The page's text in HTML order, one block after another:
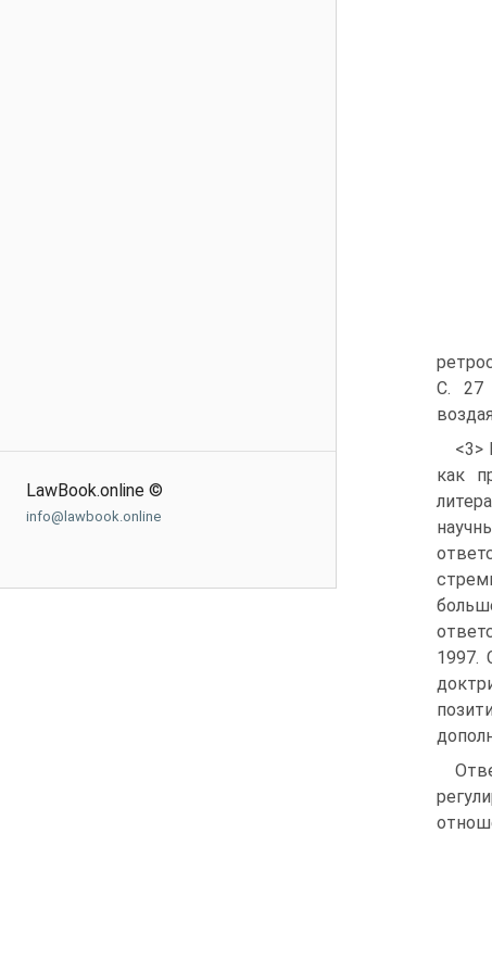
LawBook.online ©
info@lawbook.online
С. 27
<3>
как
1997.